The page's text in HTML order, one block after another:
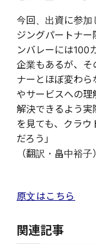
今回、出資に参
ジングパートナ
ンバレーには100
企業もあるが、
ナーとほぼ変わ
やサービスへの理
解決できるよう
を見ても、クラ
だろう」
（翻訳・畠中裕子）
原文はこちら
関連記事